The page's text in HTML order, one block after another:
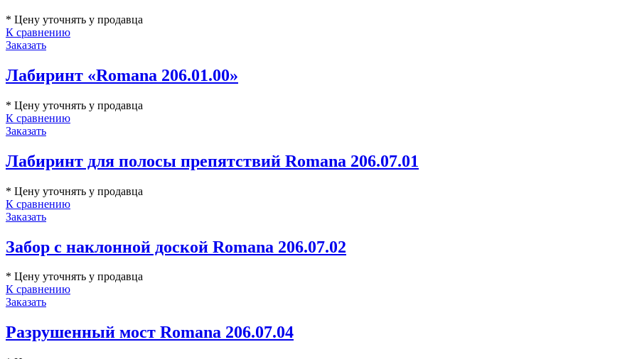
* Цену уточнять у продавца
К сравнению
Заказать
Лабиринт «Romana 206.01.00»
* Цену уточнять у продавца
К сравнению
Заказать
Лабиринт для полосы препятствий Romana 206.07.01
* Цену уточнять у продавца
К сравнению
Заказать
Забор с наклонной доской Romana 206.07.02
* Цену уточнять у продавца
К сравнению
Заказать
Разрушенный мост Romana 206.07.04